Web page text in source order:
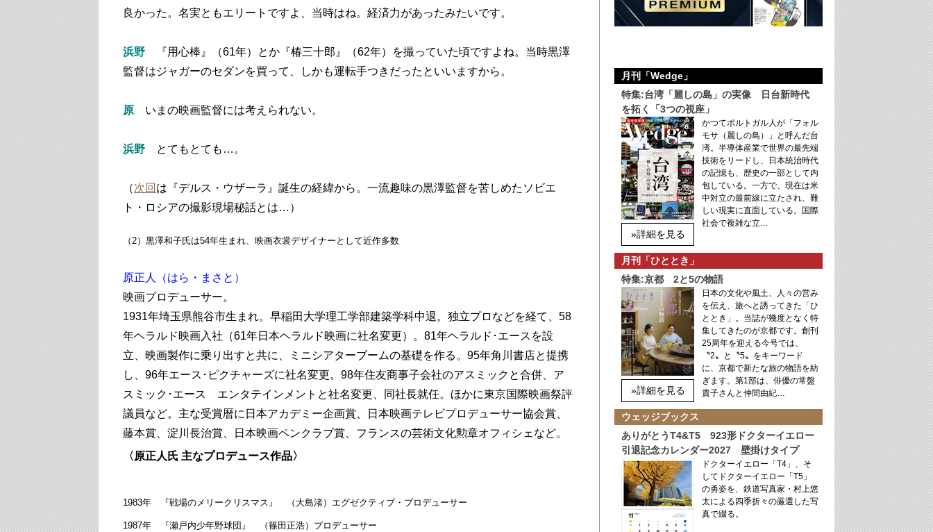
良かった。名実ともエリートですよ、当時はね。経済力があったみたいです。
浜野 『用心棒』（61年）とか『椿三十郎』（62年）を撮っていた頃ですよね。当時黒澤
監督はジャガーのセダンを買って、しかも運転手つきだったといいますから。
原 いまの映画監督には考えられない。
浜野 とてもとても…。
（次回 は『デルス・ウザーラ』誕生の経緯から。一流趣味の黒澤監督を苦しめたソビエ
ト・ロシアの撮影現場秘話とは…）
（2）黒澤和子氏は54年生まれ、映画衣裳デザイナーとして近作多数
原正人（はら・まさと）
映画プロデューサー。
1931年埼玉県熊谷市生まれ。早稲田大学理工学部建築学科中退。独立プロなどを経て、58
年ヘラルド映画入社（61年日本ヘラルド映画に社名変更）。81年ヘラルド･エースを設
立、映画製作に乗り出すと共に、ミニシアターブームの基礎を作る。95年角川書店と提携
し、96年エース･ピクチャーズに社名変更。98年住友商事子会社のアスミックと合併、ア
スミック･エース エンタテインメントと社名変更、同社長就任。ほかに東京国際映画祭評
議員など。主な受賞暦に日本アカデミー企画賞、日本映画テレビプロデューサー協会賞、
藤本賞、淀川長治賞、日本映画ペンクラブ賞、フランスの芸術文化勲章オフィシェなど。
〈原正人氏 主なプロデュース作品〉
1983年 『戦場のメリークリスマス』 （大島渚）エグゼクティブ・プロデューサー
1987年 『瀬戸内少年野球団』 （篠田正浩）プロデューサー
月刊「Wedge」
特集:台湾「麗しの島」の実像 日台新時代
を拓く「3つの視座」
»詳細を見る
かつてポルトガル人が「フォル
モサ（麗しの島）」と呼んだ台
湾。半導体産業で世界の最先端
技術をリードし、日本統治時代
の記憶も、歴史の一部として内
包している。一方で、現在は米
中対立の最前線に立たされ、難
しい現実に直面している。国際
社会で複雑な立…
月刊「ひととき」
特集:京都 2と5の物語
»詳細を見る
日本の文化や風土、人々の営み
を伝え、旅へと誘ってきた「ひ
ととき」。当誌が幾度となく特
集してきたのが京都です。創刊
25周年を迎える今号では、
〝2〟と〝5〟をキーワード
に、京都で新たな旅の物語を紡
ぎます。第1部は、俳優の常盤
貴子さんと仲間由紀…
ウェッジブックス
ありがとうT4&T5 923形ドクターイエロー
引退記念カレンダー2027 壁掛けタイプ
ドクターイエロー「T4」、そ
してドクターイエロー「T5」
の勇姿を、鉄道写真家・村上悠
太による四季折々の厳選した写
真で綴る。